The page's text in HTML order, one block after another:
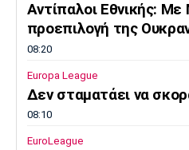
Αντίπαλοι Εθνικής: Με
προεπιλογή της
08:20
Europa League
Δεν σταματάει να
08:10
EuroLeague